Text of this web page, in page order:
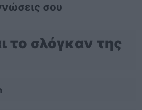
σου
το σλόγκαν της